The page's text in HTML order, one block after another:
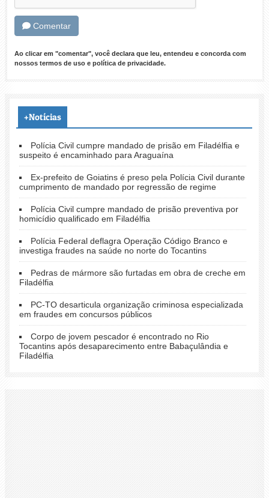
Comentar
Ao clicar em "comentar", você declara que leu, entendeu e concorda com
nossos termos de usoe política de privacidade.
+Notícias
Polícia Civil cumpre mandado de prisão em Filadélfia e
suspeito é encaminhado para Araguaína
Ex-prefeito de Goiatins é preso pela Polícia Civil durante
cumprimento de mandado por regressão de regime
Polícia Civil cumpre mandado de prisão preventiva por
homicídio qualificado em Filadélfia
Polícia Federal deflagra Operação Código Branco e
investiga fraudes na saúde no norte do Tocantins
Pedras de mármore são furtadas em obra de creche em
Filadélfia
PC-TO desarticula organização criminosa especializada
em fraudes em concursos públicos
Corpo de jovem pescador é encontrado no Rio
Tocantins após desaparecimento entre Babaçulândia e
Filadélfia